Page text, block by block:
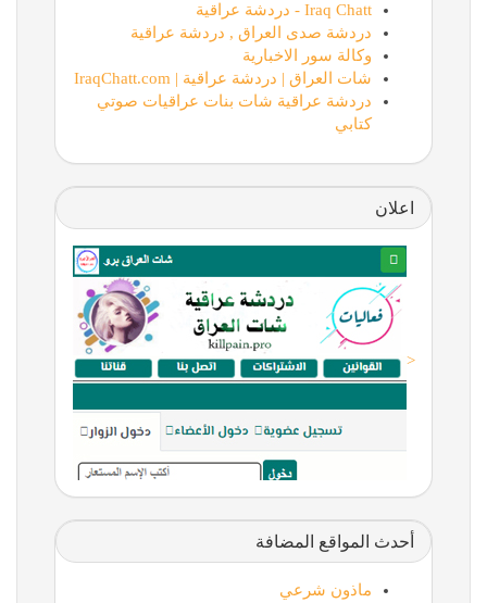
Iraq Chatt - دردشة عراقية
دردشة صدى العراق , دردشة عراقية
وكالة سور الاخبارية
شات العراق | دردشة عراقية | IraqChatt.com
دردشة عراقية شات بنات عراقيات صوتي
كتابي
اعلان
<
أحدث المواقع المضافة
ماذون شرعي